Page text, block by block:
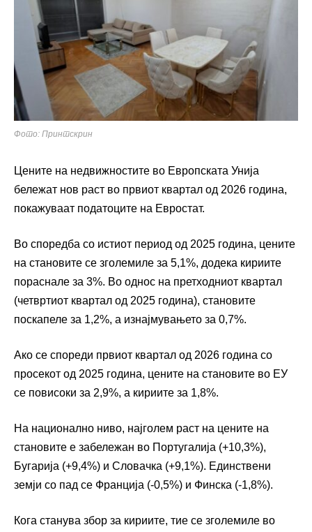
Фото: Принтскрин
Цените на недвижностите во Европската Унија
бележат нов раст во првиот квартал од 2026 година,
покажуваат податоците на Евростат.
Во споредба со истиот период од 2025 година, цените
на становите се зголемиле за 5,1%, додека кириите
пораснале за 3%. Во однос на претходниот квартал
(четвртиот квартал од 2025 година), становите
поскапеле за 1,2%, а изнајмувањето за 0,7%.
Ако се спореди првиот квартал од 2026 година со
просекот од 2025 година, цените на становите во ЕУ
се повисоки за 2,9%, а кириите за 1,8%.
На национално ниво, најголем раст на цените на
становите е забележан во Португалија (+10,3%),
Бугарија (+9,4%) и Словачка (+9,1%). Единствени
земји со пад се Франција (-0,5%) и Финска (-1,8%).
Кога станува збор за кириите, тие се зголемиле во